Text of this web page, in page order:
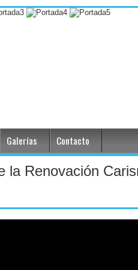
Galerías Contacto
la Renovación